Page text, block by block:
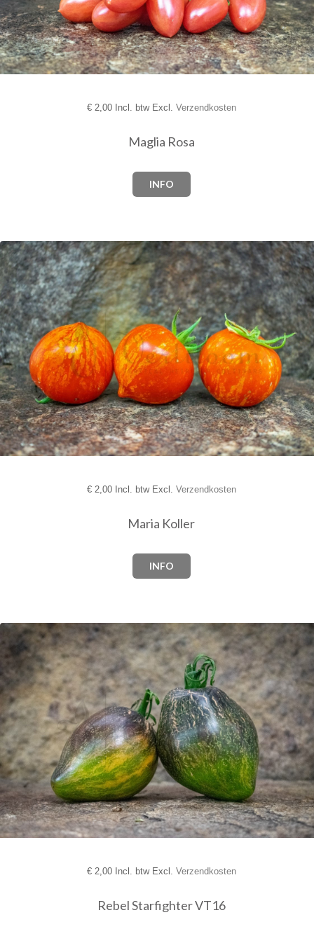
€2,00 Incl. btw Excl. Verzendkosten
Maglia Rosa
INFO
€2,00 Incl. btw Excl. Verzendkosten
Maria Koller
INFO
€2,00 Incl. btw Excl. Verzendkosten
Rebel Starfighter VT16